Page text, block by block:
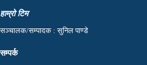
हाम्रो टिम
सञ्चालक/सम्पादक : सुनिल पाण्डे
सम्पर्क